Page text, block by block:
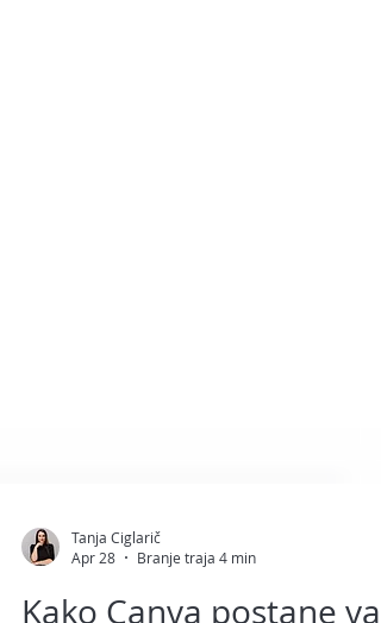
Apr 28
Branje traja 4 min